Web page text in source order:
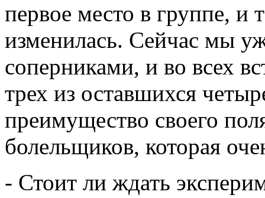
первое место в группе, и
изменилась. Сейчас мы
соперниками, и во всех
трех из оставшихся
преимущество своего
болельщиков, которая
- Стоит ли ждать